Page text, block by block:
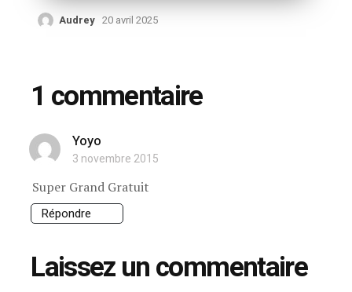
Audrey 20 avril 2025
1 commentaire
Yoyo
3 novembre 2015
Super Grand Gratuit
Répondre
Laissez un commentaire